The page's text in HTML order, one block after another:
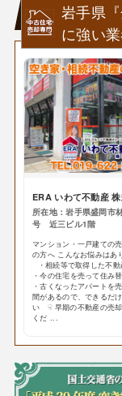
岩手県
に強い
ERA いわて不動産
所在地：岩手県盛岡市
号 近三ビル1階
マンション・一戸建ての
の方へ こんなお悩みはあ
・相続等で取得した不
・今の住宅を売って住み
・古くなったアパートを
間があるので、できるだ
い ☟ 早期の不動産の売
くだ ...